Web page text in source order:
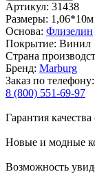
Артикул: 31438
Размеры: 1,06*10м
Основа: Флизелин
Покрытие: Винил
Страна
Бренд: Marburg
Заказ по телефону:
8 (800) 551-69-97
Гарантия качества
Новые и модные
Возможность